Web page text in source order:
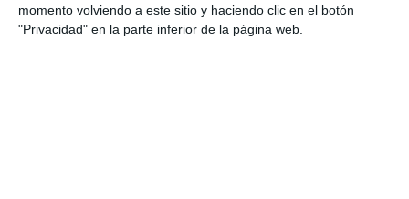
momento volviendo a este sitio y haciendo clic en el botón
"Privacidad" en la parte inferior de la página web.